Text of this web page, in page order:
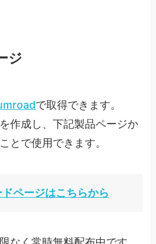
ジ
で取得できます。
作成し、下記製品ページか
とで使用できます。
ページはこちらから